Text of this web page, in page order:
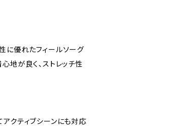
に優れたフィールソーグ
地が良く、ストレッチ性
アクティブシーンにも対応